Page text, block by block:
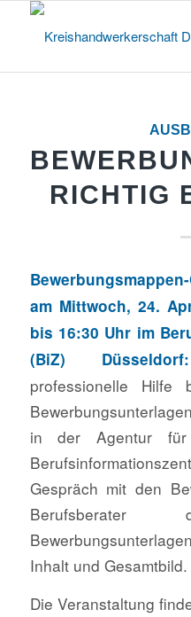
RICHTIG
am Mittwoch, 24.
bis 16:30 Uhr im
(BiZ) Düsseldorf:
professionelle
in der Agentur für
Gespräch mit den
Berufsberater
Inhalt und Gesamtbild.
Die Veranstaltung